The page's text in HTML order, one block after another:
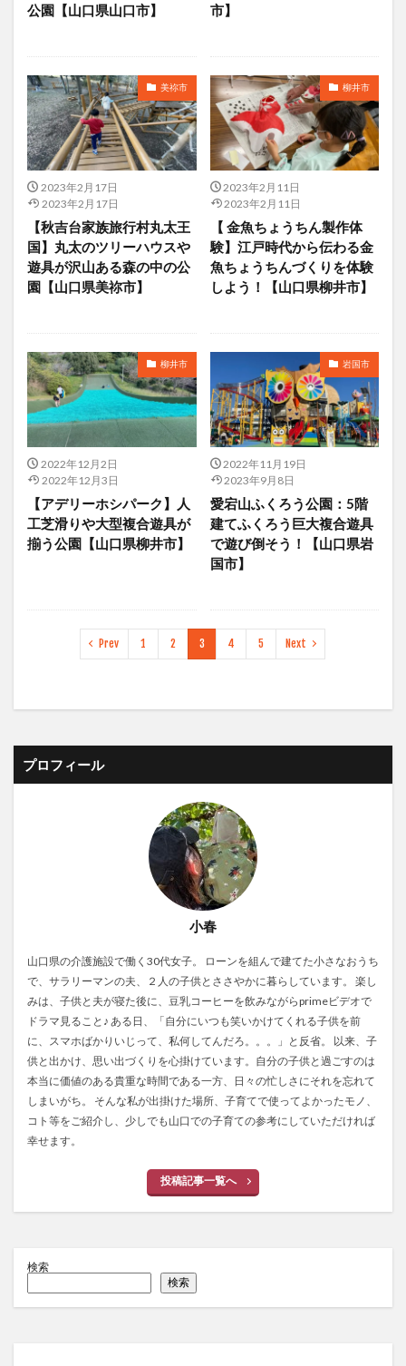
公園【山口県山口市】
市】
美祢市
2023年2月17日
2023年2月17日
【秋吉台家族旅行村丸太王
国】丸太のツリーハウスや
遊具が沢山ある森の中の公
園【山口県美祢市】
柳井市
2023年2月11日
2023年2月11日
【 金魚ちょうちん製作体
験】江戸時代から伝わる金
魚ちょうちんづくりを体験
しよう！【山口県柳井市】
柳井市
2022年12月2日
2022年12月3日
【アデリーホシパーク】人
工芝滑りや大型複合遊具が
揃う公園【山口県柳井市】
岩国市
2022年11月19日
2023年9月8日
愛宕山ふくろう公園：5階
建てふくろう巨大複合遊具
で遊び倒そう！【山口県岩
国市】
Prev 1 2 3 4 5 Next
プロフィール
小春
山口県の介護施設で働く30代女子。 ローンを組んで建てた小さなおうち
で、サラリーマンの夫、２人の子供とささやかに暮らしています。 楽し
みは、子供と夫が寝た後に、豆乳コーヒーを飲みながらprimeビデオで
ドラマ見ること♪ ある日、「自分にいつも笑いかけてくれる子供を前
に、スマホばかりいじって、私何してんだろ。。。」と反省。 以来、子
供と出かけ、思い出づくりを心掛けています。自分の子供と過ごすのは
本当に価値のある貴重な時間である一方、日々の忙しさにそれを忘れて
しまいがち。 そんな私が出掛けた場所、子育てで使ってよかったモノ、
コト等をご紹介し、少しでも山口での子育ての参考にしていただければ
幸せます。
投稿記事一覧へ
検索
検索